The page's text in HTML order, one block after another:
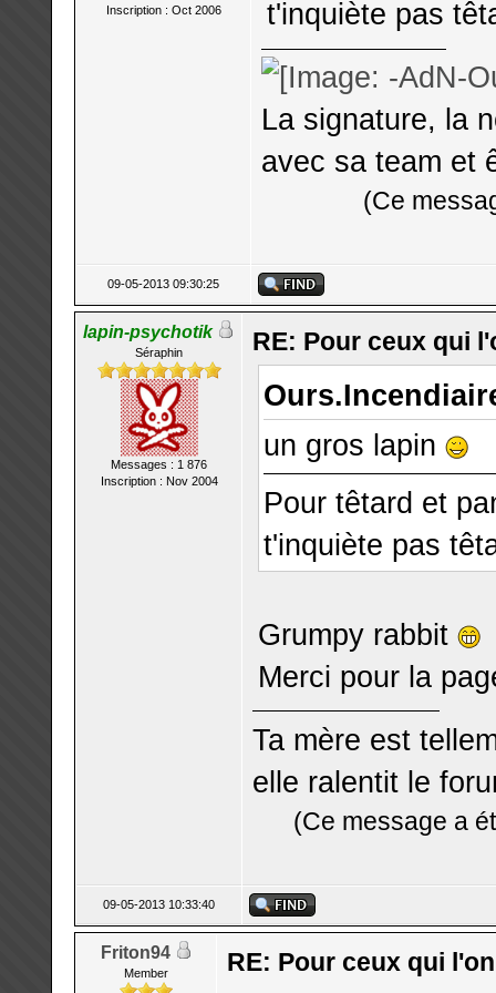
Inscription : Oct 2006
t'inquiète pas
La signature, la
avec sa team et
(Ce
09-05-2013 09:30:25
lapin-psychotik
Séraphin
Messages : 1 876
Inscription : Nov 2004
RE: Pour ceux qui
un gros lapin
Pour têtard et
t'inquiète pas
Grumpy rabbit
Merci pour la
Ta mère est
elle ralentit le
(Ce message a
09-05-2013 10:33:40
Friton94
Member RE: Pour ceux qui